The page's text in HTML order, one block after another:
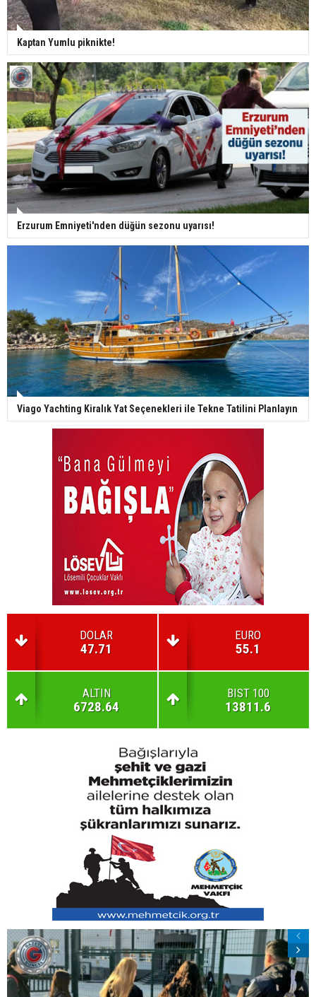
Kaptan Yumlu piknikte!
Erzurum Emniyeti'nden düğün sezonu uyarısı!
Viago Yachting Kiralık Yat Seçenekleri ile Tekne Tatilini Planlayın
DOLAR
47.71
EURO
55.1
ALTIN
6728.64
BIST 100
13811.6